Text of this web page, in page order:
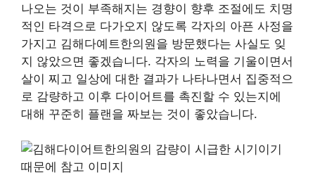
나오는 것이 부족해지는 경향이 향후 조절에도 치명
적인 타격으로 다가오지 않도록 각자의 아픈 사정을
가지고 김해다예트한의원을 방문했다는 사실도 잊
지 않았으면 좋겠습니다. 각자의 노력을 기울이면서
살이 찌고 일상에 대한 결과가 나타나면서 집중적으
로 감량하고 이후 다이어트를 촉진할 수 있는지에
대해 꾸준히 플랜을 짜보는 것이 좋았습니다.